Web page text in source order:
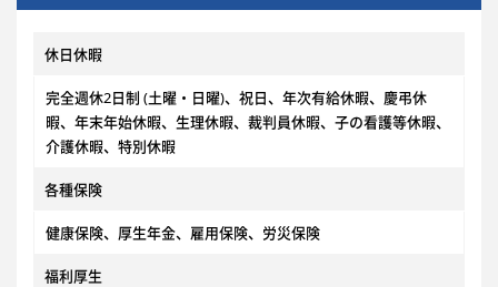
休日休暇
完全週休2日制 (土曜・日曜)、祝日、年次有給休暇、慶弔休
暇、年末年始休暇、生理休暇、裁判員休暇、子の看護等休暇、
介護休暇、特別休暇
各種保険
健康保険、厚生年金、雇用保険、労災保険
福利厚生